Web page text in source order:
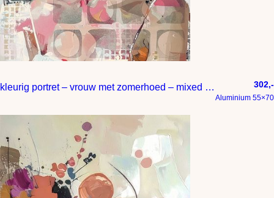
kleurig portret – vrouw met zomerhoed – mixed media 302,-
Aluminium 55×70